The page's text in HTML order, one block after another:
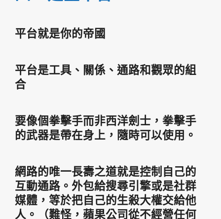
平台就是你的帝國
平台是工具、關係、通路和觀眾的組
合
要像個拳擊手而非西洋劍士，拳擊手
的武器是帶在身上，隨時可以使用。
網路的唯一長壽之道就是控制自己的
互動通路。外包給搜尋引擎或是社群
媒體，等於把自己的生殺大權交給他
人。（難怪，蘋果公司從不經營任何